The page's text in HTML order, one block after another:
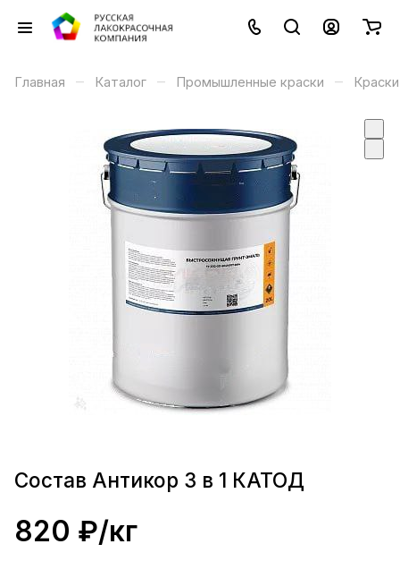
Главная – Каталог – Промышленные краски –
Состав Антикор 3 в 1 КАТОД
820 ₽/кг